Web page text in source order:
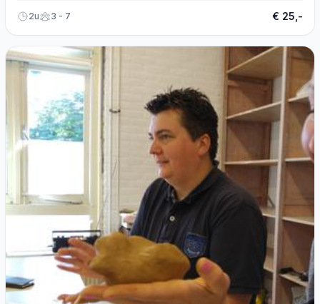
2u 3 - 7 € 25,-